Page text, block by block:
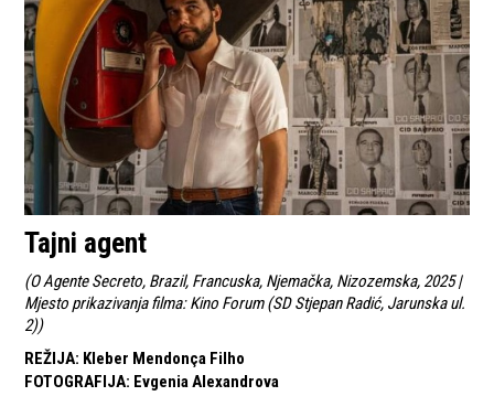
Tajni agent
(O Agente Secreto, Brazil, Francuska, Njemačka, Nizozemska, 2025 |
Mjesto prikazivanja filma: Kino Forum (SD Stjepan Radić, Jarunska ul.
2))
REŽIJA: Kleber Mendonça Filho
FOTOGRAFIJA: Evgenia Alexandrova